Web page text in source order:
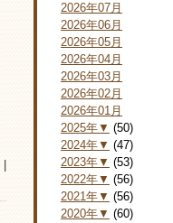
2026年07月
2026年06月
2026年05月
2026年04月
2026年03月
2026年02月
2026年01月
2025年▼ (50)
2024年▼ (47)
2023年▼ (53)
2022年▼ (56)
2021年▼ (56)
2020年▼ (60)